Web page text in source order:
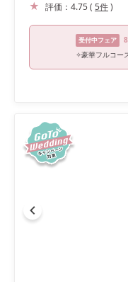
評価： 4.75( 5件)
受付中フェア